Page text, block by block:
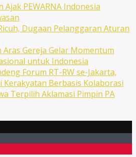
Ajak PEWARNA Indonesia
Dugaan Pelanggaran Aturan
Aras Gereja Gelar Momentum
untuk Indonesia
Forum RT-RW se-Jakarta,
Kerakyatan Berbasis Kolaborasi
Terpilih Aklamasi Pimpin PA